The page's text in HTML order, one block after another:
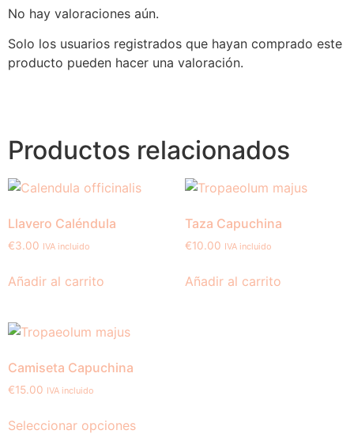
No hay valoraciones aún.
Solo los usuarios registrados que hayan comprado este
producto pueden hacer una valoración.
Productos relacionados
Llavero Caléndula
€3.00 IVA incluido
Añadir al carrito
Taza Capuchina
€10.00 IVA incluido
Añadir al carrito
Camiseta Capuchina
€15.00 IVA incluido
Seleccionar opciones